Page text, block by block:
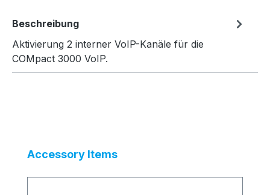
Beschreibung
Aktivierung 2 interner VoIP-Kanäle für die
COMpact 3000 VoIP.
Produktgalerie überspringen
Accessory Items